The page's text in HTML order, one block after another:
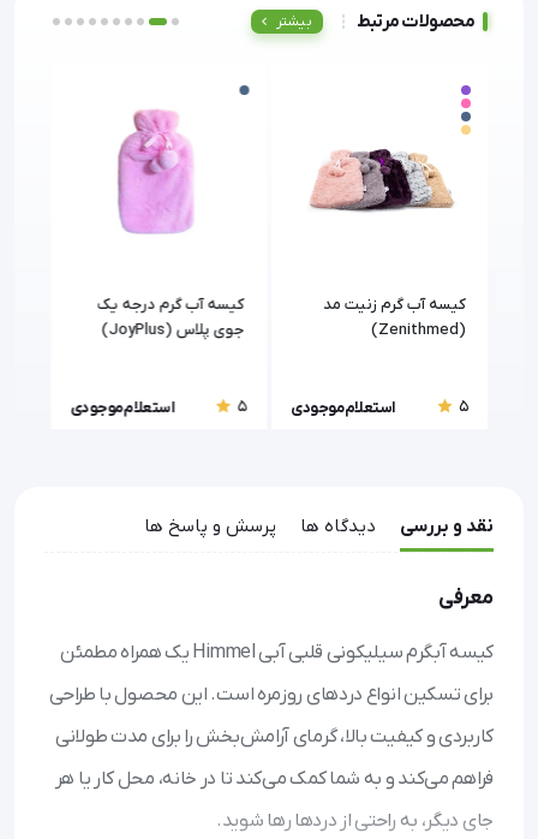
محصولات مرتبط بیشتر
کیسه آب گرم زنیت مد
(Zenithmed)
5 استعلام موجودی
کیسه آب گرم درجه یک
جوی پلاس (JoyPlus)
5 استعلام موجودی
نقد و بررسی دیدگاه ها پرسش و پاسخ ها
معرفی
کیسه آبگرم سیلیکونی قلبی آبی Himmel یک همراه مطمئن
برای تسکین انواع دردهای روزمره است. این محصول با طراحی
کاربردی و کیفیت بالا، گرمای آرامش‌بخش را برای مدت طولانی
فراهم می‌کند و به شما کمک می‌کند تا در خانه، محل کار یا هر
جای دیگر، به راحتی از دردها رها شوید.